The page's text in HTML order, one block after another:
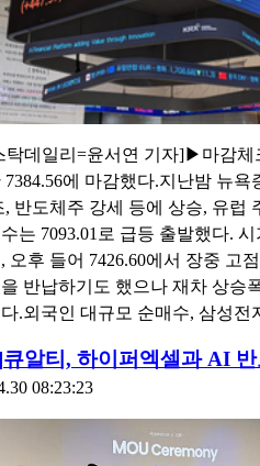
탁데일리=윤서연 기자]▶마감체
7384.56에 마감했다.지난밤 뉴
, 반도체주 강세 등에 상승, 유럽
는 7093.01로 급등 출발했다.
오후 들어 7426.60에서 장중 고
반납하기도 했으나 재차 상승
.외국인 대규모 순매수, 삼성전
알티, 하이퍼엑셀과 AI
08:23:23